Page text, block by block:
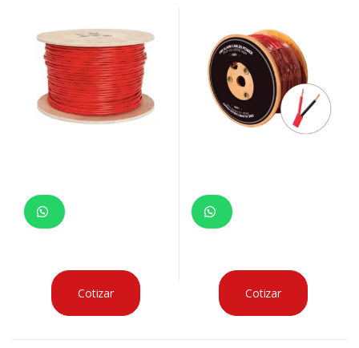
Cotizar Cotizar